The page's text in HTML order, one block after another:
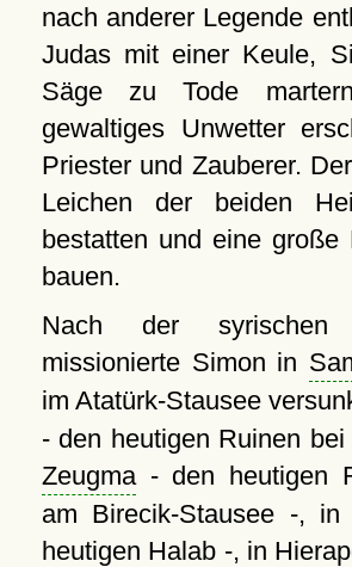
nach anderer Legende
Judas mit einer Keule,
Säge zu Tode
gewaltiges Unwetter
Priester und Zauberer.
Leichen der beiden
bestatten und eine große
bauen.
Nach der syrischen
missionierte Simon in
im Atatürk-Stausee
- den heutigen Ruinen bei
Zeugma- den heutigen
am Birecik-Stausee -,
heutigen Halab -, in